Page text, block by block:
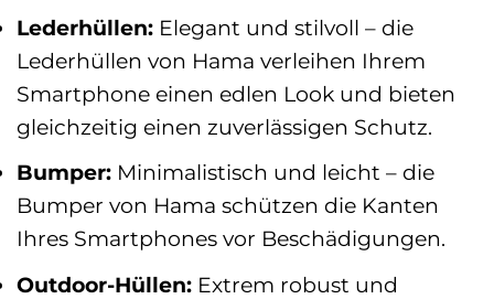
Lederhüllen: Elegant und stilvoll – die
Lederhüllen von Hama verleihen Ihrem
Smartphone einen edlen Look und bieten
gleichzeitig einen zuverlässigen Schutz.
Bumper: Minimalistisch und leicht – die
Bumper von Hama schützen die Kanten
Ihres Smartphones vor Beschädigungen.
Outdoor-Hüllen: Extrem robust und